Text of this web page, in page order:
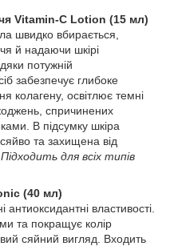
Vitamin-C Lotion (15 мл)
швидко вбирається,
й надаючи шкірі
потужній
забезпечує глибоке
колагену, освітлює темні
спричинених
В підсумку шкіра
та захищена від
Підходить для всіх типів
(40 мл)
властивості.
та покращує колір
сяйний вигляд. Входить